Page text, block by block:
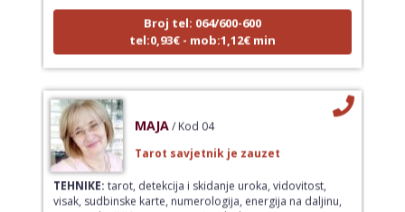
Broj tel: 064/600-600
tel:0,93€ - mob:1,12€ min
TEHNIKE:tarot, detekcija i skidanje uroka, vidovitost,
visak, sudbinske karte, numerologija, energija na daljinu,
energetsko čišćenje aure, anđeoske karte